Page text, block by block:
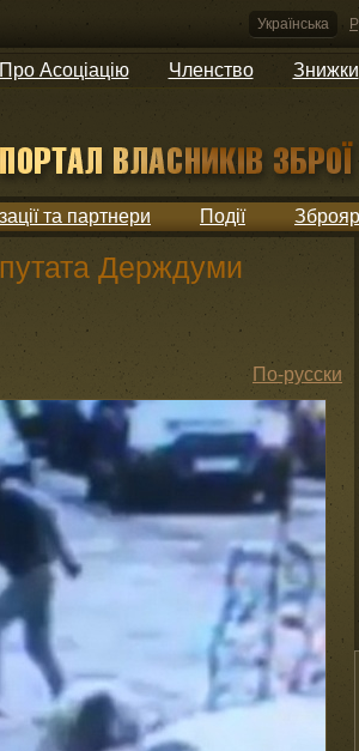
Українська
Про Асоціацію Членство Знижки
та партнери Події
Держдуми
По-русски